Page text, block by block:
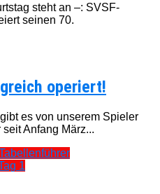
steht an –: SVSF-
seinen 70.
operiert!
es von unserem Spieler
seit Anfang März...
1